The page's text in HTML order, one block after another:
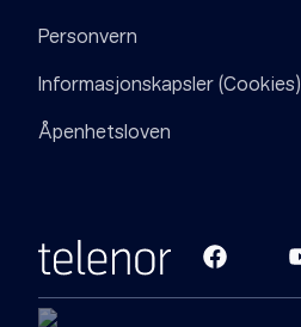
Personvern
Informasjonskapsler (Cookies)
Åpenhetsloven